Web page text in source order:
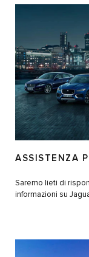
ASSISTENZA
Saremo lieti di
informazioni su